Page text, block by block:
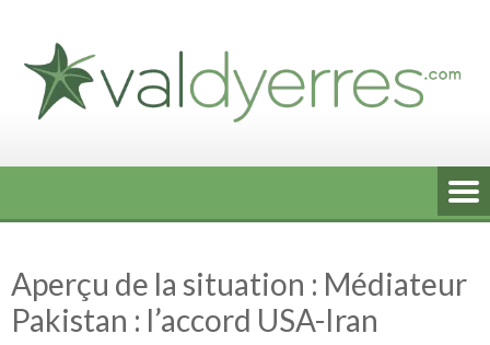
content
Aperçu de la situation : Médiateur
Pakistan : l’accord USA-Iran